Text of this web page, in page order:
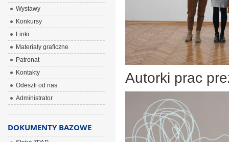
Autorki prac
Wystawy
Konkursy
Linki
Materiały graficzne
Patronat
Kontakty
Odeszli od nas
Administrator
DOKUMENTY BAZOWE